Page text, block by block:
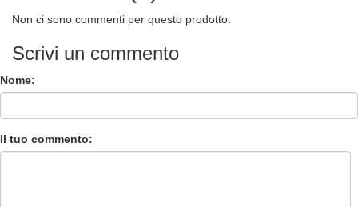
Non ci sono commenti per questo prodotto.
Scrivi un commento
Nome:
Il tuo commento: